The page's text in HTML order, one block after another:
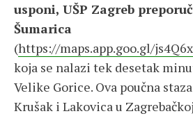
usponi, UŠP Zagreb
Šumarica
(https://maps.app.goo.gl/
koja se nalazi tek desetak
Velike Gorice. Ova poučna
Krušak i Lakovica u